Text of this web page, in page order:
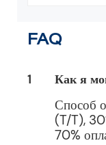
FAQ
1 Как я
Способ
(T/T),
70%